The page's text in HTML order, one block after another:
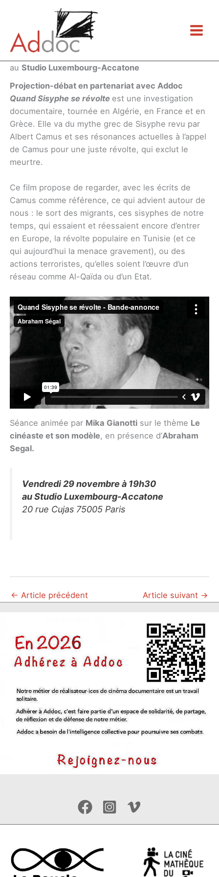
contenu
au Studio Luxembourg-Accatone
Projection-débat en partenariat avec Addoc
Quand Sisyphe se révolte est une investigation
documentaire, tournée en Algérie, en France et en
Grèce. Elle va du mythe grec de Sisyphe revu par
Albert Camus et ses résonances actuelles à l’appel
de Camus pour une juste révolte, qui exclut le
meurtre.
Ce film propose de regarder, avec les écrits de
Camus comme référence, ce qui advient autour de
nous : le sort des migrants, ces sisyphes de notre
temps, qui essaient et réessaient encore d’entrer
en Europe, la révolte populaire en Tunisie (et ce
qui aujourd’hui la menace gravement), ou des
actions terroristes, qu’elles soient l’œuvre d’un
réseau comme Al-Qaïda ou d’un Etat.
Séance animée par Mika Gianotti sur le thème Le
cinéaste et son modèle, en présence d’Abraham
Segal.
Vendredi 29 novembre à 19h30
au Studio Luxembourg-Accatone
20 rue Cujas 75005 Paris
← Article précédent Article suivant →